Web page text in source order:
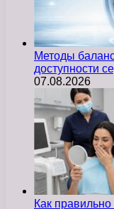
Методы
доступности
07.08.2026
Как